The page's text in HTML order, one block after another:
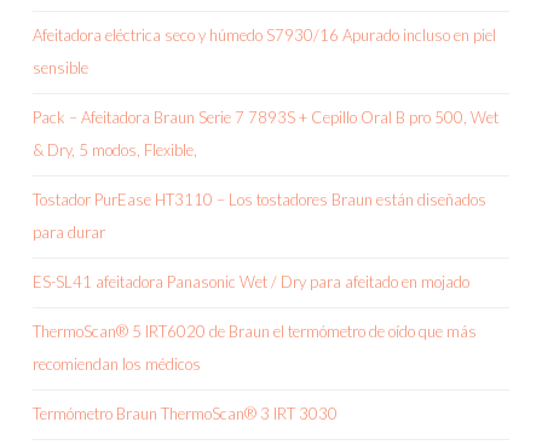
Afeitadora eléctrica seco y húmedo S7930/16 Apurado incluso en piel
sensible
Pack – Afeitadora Braun Serie 7 7893S + Cepillo Oral B pro 500, Wet
& Dry, 5 modos, Flexible,
Tostador PurEase HT3110 – Los tostadores Braun están diseñados
para durar
ES-SL41 afeitadora Panasonic Wet / Dry para afeitado en mojado
ThermoScan® 5 IRT6020 de Braun el termómetro de oído que más
recomiendan los médicos
Termómetro Braun ThermoScan® 3 IRT 3030